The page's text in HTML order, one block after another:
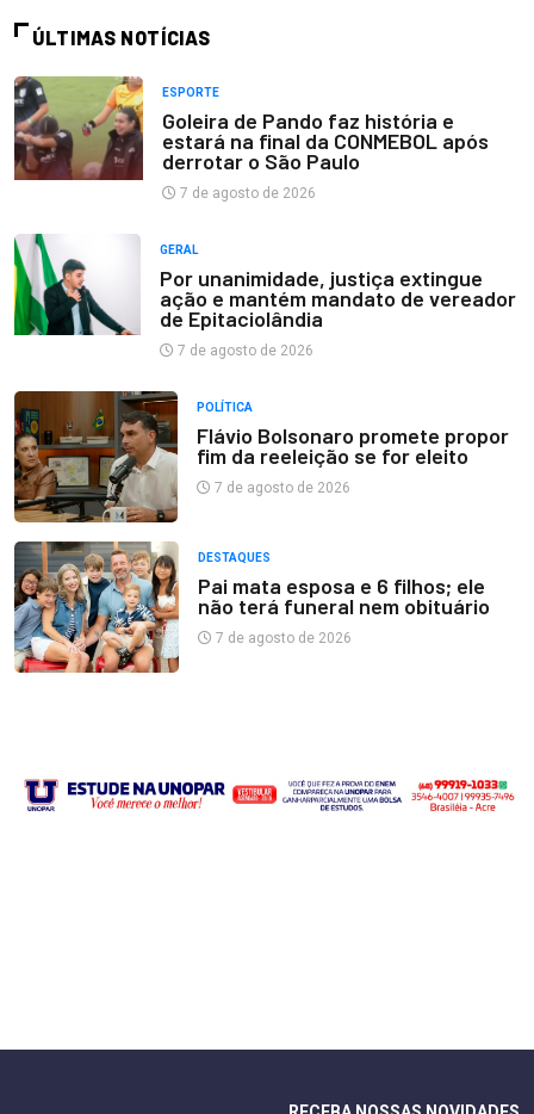
ÚLTIMAS NOTÍCIAS
ESPORTE
Goleira de Pando faz história e
estará na final da CONMEBOL após
derrotar o São Paulo
7 de agosto de 2026
GERAL
Por unanimidade, justiça extingue
ação e mantém mandato de vereador
de Epitaciolândia
7 de agosto de 2026
POLÍTICA
Flávio Bolsonaro promete propor
fim da reeleição se for eleito
7 de agosto de 2026
DESTAQUES
Pai mata esposa e 6 filhos; ele
não terá funeral nem obituário
7 de agosto de 2026